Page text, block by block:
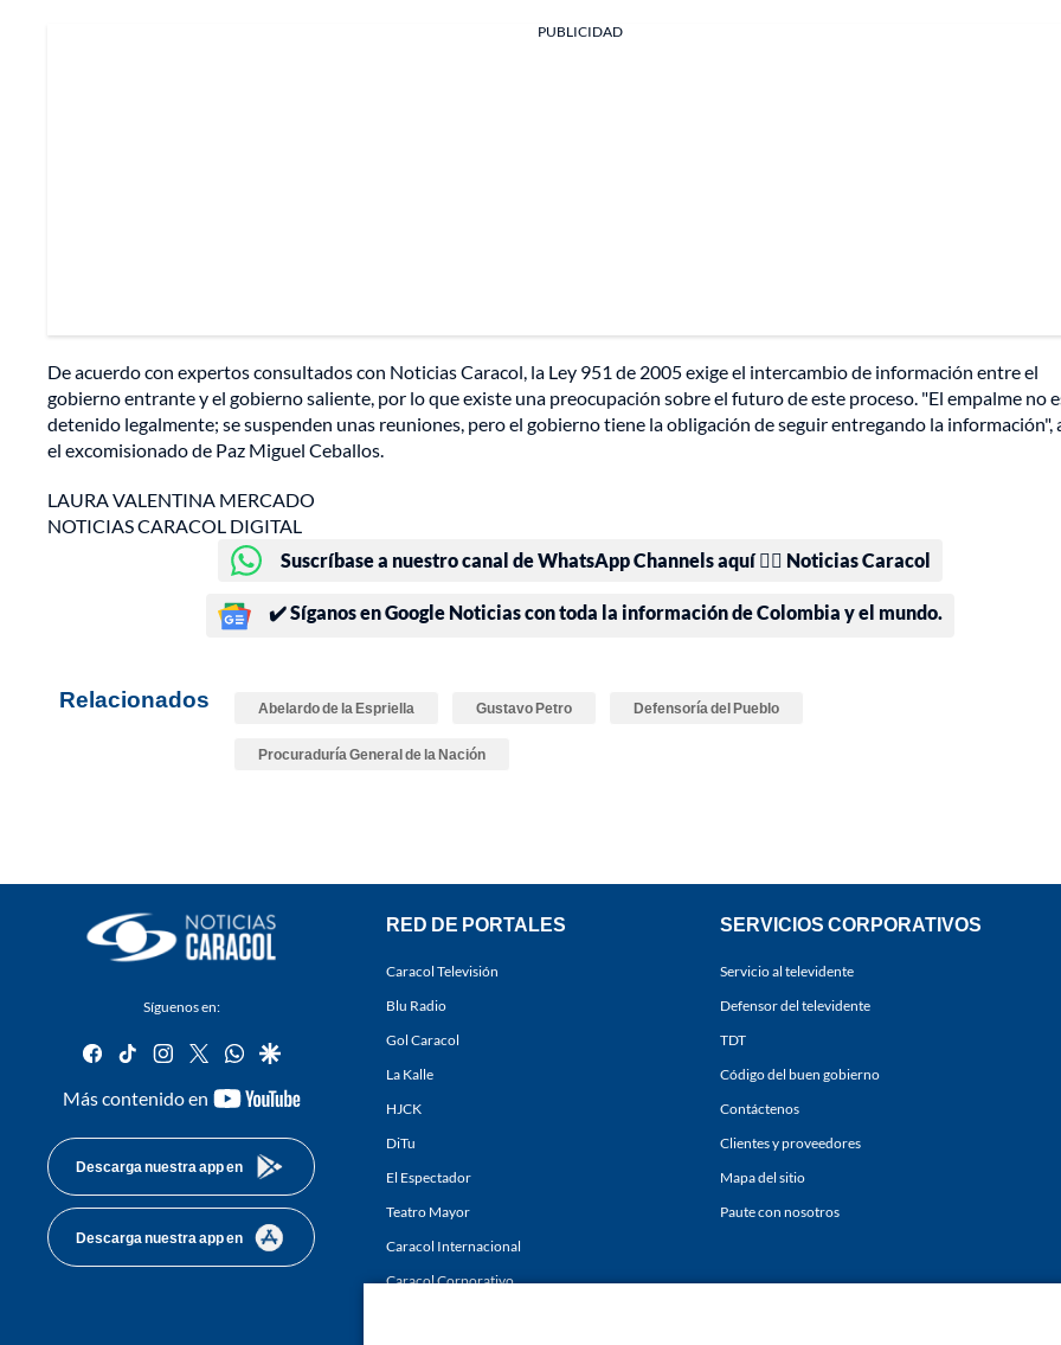
PUBLICIDAD
De acuerdo con expertos consultados con Noticias Caracol, la Ley 951 de 2005 exige el intercambio de información entre el
gobierno entrante y el gobierno saliente, por lo que existe una preocupación sobre el futuro de este proceso. "El empalme no
detenido legalmente; se suspenden unas reuniones, pero el gobierno tiene la obligación de seguir entregando la información",
el excomisionado de Paz Miguel Ceballos.
LAURA VALENTINA MERCADO
NOTICIAS CARACOL DIGITAL
Suscríbase a nuestro canal de WhatsApp Channels aquí 👉🏻 Noticias Caracol
✔️ Síganos en Google Noticias con toda la información de Colombia y el mundo.
Relacionados Abelardo de la Espriella Gustavo Petro Defensoría del Pueblo
Procuraduría General de la Nación
Síguenos en:
facebook
tiktok instagram
twitterwhatsapp
google
Más contenido en
youtube-
Descarga nuestra app en
Descarga nuestra app en
RED DE PORTALES
Caracol Televisión
Blu Radio
Gol Caracol
La Kalle
HJCK
DiTu
El Espectador
Teatro Mayor
Caracol Internacional
Caracol Corporativo
SERVICIOS CORPORATIVOS
Servicio al televidente
Defensor del televidente
TDT
Código del buen gobierno
Contáctenos
Clientes y proveedores
Mapa del sitio
Paute con nosotros